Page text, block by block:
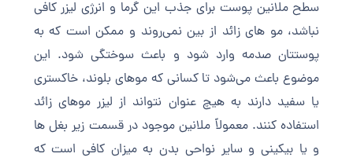
سطح ملانین پوست برای جذب این گرما و انرژی لیزر کافی
نباشد، مو های زائد از بین نمی‌روند و ممکن است که به
پوستتان صدمه وارد شود و باعث سوختگی شود. این
موضوع باعث می‌شود تا کسانی که موهای بلوند، خاکستری
یا سفید دارند به هیچ عنوان نتواند از لیزر موهای زائد
استفاده کنند. معمولاً ملانین موجود در قسمت زیر بغل ها
و یا بیکینی و سایر نواحی بدن به میزان کافی است که